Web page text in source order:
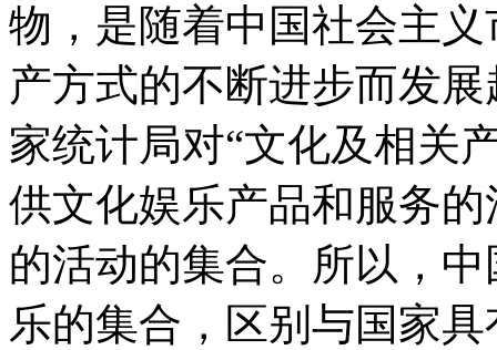
物，是随着中国社会主
产方式的不断进步而发
家统计局对“文化及相关
供文化娱乐产品和服务
的活动的集合。所以，
乐的集合，区别与国家